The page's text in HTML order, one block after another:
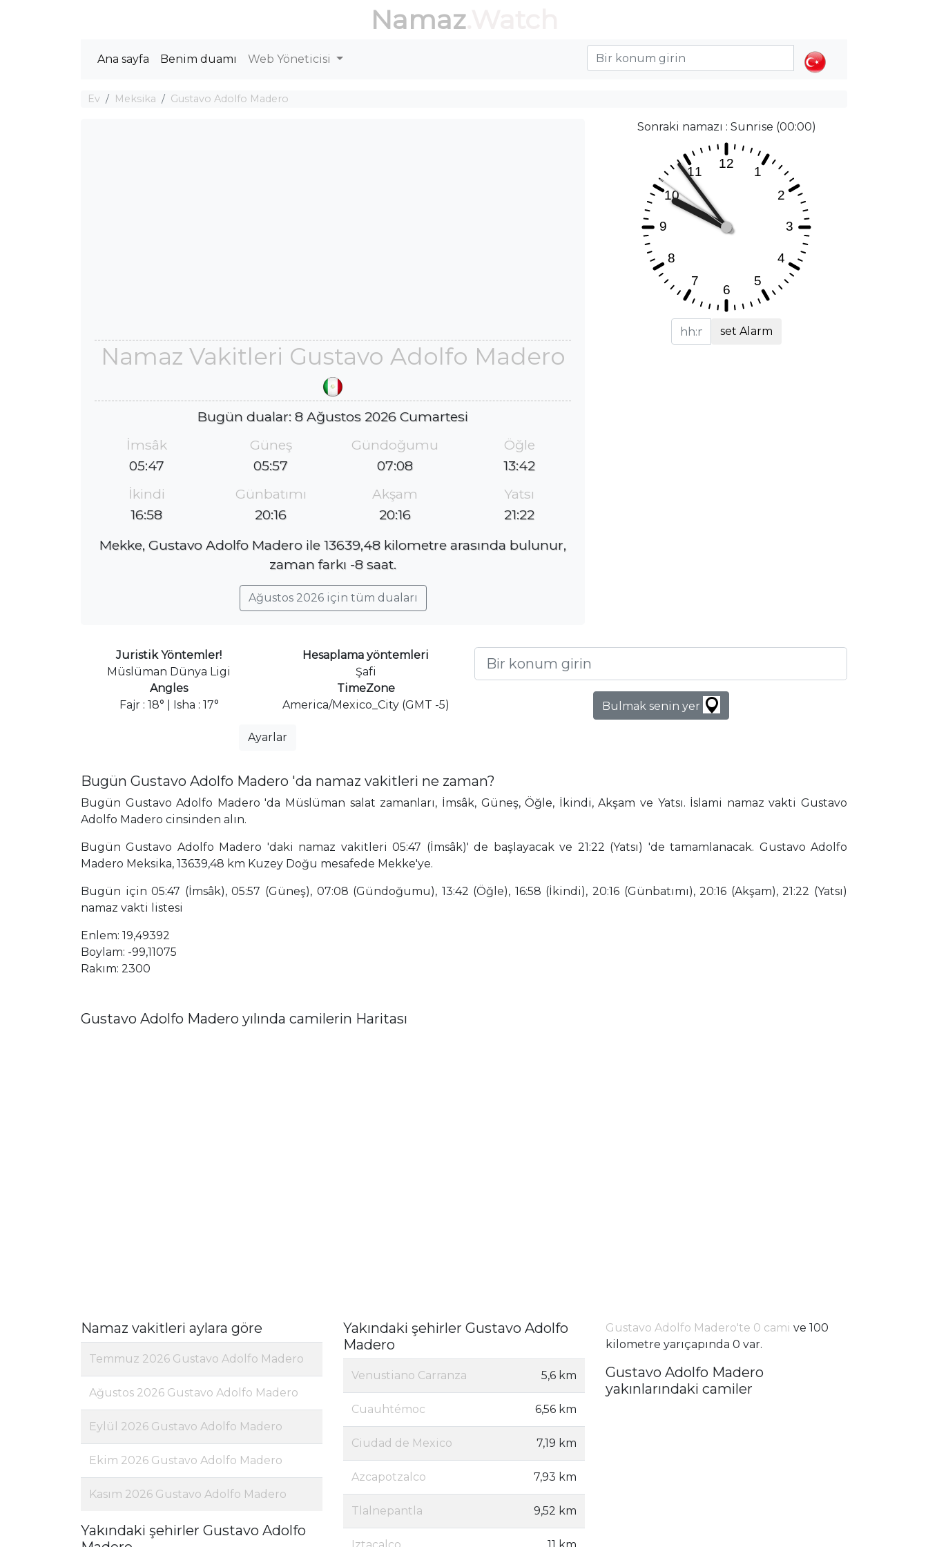
Namaz.Watch
Ana sayfa Benim duamı Web Yöneticisi
Ev Meksika Gustavo Adolfo Madero
Namaz Vakitleri Gustavo Adolfo Madero
Bugün dualar: 8 Ağustos 2026 Cumartesi
İmsâk
05:47
Güneş
05:57
Gündoğumu
07:08
Öğle
13:42
İkindi
16:58
Günbatımı
20:16
Akşam
20:16
Yatsı
21:22
Mekke, Gustavo Adolfo Madero ile 13639,48 kilometre arasında bulunur,
zaman farkı -8 saat.
Ağustos 2026 için tüm duaları
Sonraki namazı : Sunrise (00:00)
set Alarm
Juristik Yöntemler!
Müslüman Dünya Ligi
Hesaplama yöntemleri
Şafi
Angles
Fajr : 18° | Isha : 17°
TimeZone
America/Mexico_City (GMT -5)
Ayarlar
Bulmak senin yer
Bugün Gustavo Adolfo Madero 'da namaz vakitleri ne zaman?
Bugün Gustavo Adolfo Madero 'da Müslüman salat zamanları, İmsâk, Güneş, Öğle, İkindi, Akşam ve Yatsı. İslami namaz vakti Gustavo
Adolfo Madero cinsinden alın.
Bugün Gustavo Adolfo Madero 'daki namaz vakitleri 05:47 (İmsâk)' de başlayacak ve 21:22 (Yatsı) 'de tamamlanacak. Gustavo Adolfo
Madero Meksika, 13639,48 km Kuzey Doğu mesafede Mekke'ye.
Bugün için 05:47 (İmsâk), 05:57 (Güneş), 07:08 (Gündoğumu), 13:42 (Öğle), 16:58 (İkindi), 20:16 (Günbatımı), 20:16 (Akşam), 21:22 (Yatsı)
namaz vakti listesi
Enlem: 19,49392
Boylam: -99,11075
Rakım: 2300
Gustavo Adolfo Madero yılında camilerin Haritası
Namaz vakitleri aylara göre
Temmuz 2026 Gustavo Adolfo Madero
Ağustos 2026 Gustavo Adolfo Madero
Eylül 2026 Gustavo Adolfo Madero
Ekim 2026 Gustavo Adolfo Madero
Kasım 2026 Gustavo Adolfo Madero
Yakındaki şehirler Gustavo Adolfo
Yakındaki şehirler Gustavo Adolfo
Madero
Venustiano Carranza 5,6 km
Cuauhtémoc 6,56 km
Ciudad de Mexico 7,19 km
Azcapotzalco 7,93 km
Tlalnepantla 9,52 km
Iztacalco 11 km
Gustavo Adolfo Madero'te 0 cami ve 100
kilometre yarıçapında 0 var.
Gustavo Adolfo Madero
yakınlarındaki camiler